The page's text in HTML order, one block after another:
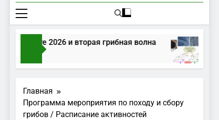
в августе 2026 и вторая грибная волна
Главная
Программа мероприятия по походу и сбору
грибов / Расписание активностей